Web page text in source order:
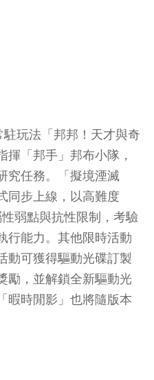
玩法「邦邦！天才與奇
揮「邦手」邦布小隊，
究任務。「擬境湮滅
同步上線，以高難度
弱點與抗性限制，考驗
行能力。其他限時活動
動可獲得驅動光碟訂製
勵，並解鎖全新驅動光
暇時閒影」也將隨版本